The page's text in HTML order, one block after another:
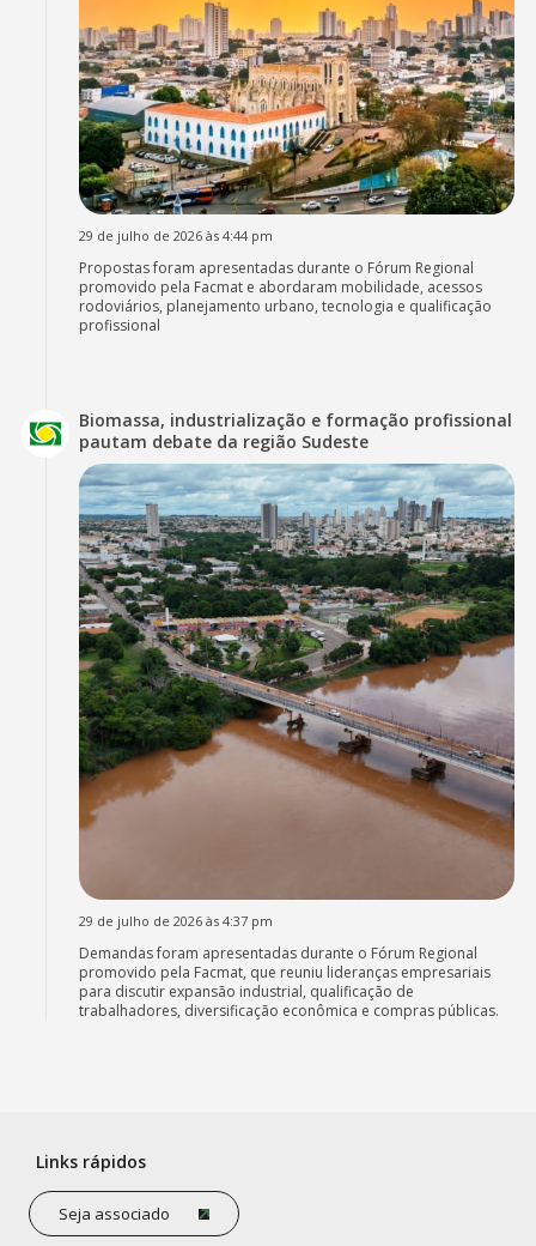
29 de julho de 2026 às 4:44 pm
Propostas foram apresentadas durante o Fórum Regional
promovido pela Facmat e abordaram mobilidade, acessos
rodoviários, planejamento urbano, tecnologia e qualificação
profissional
Biomassa, industrialização e formação profissional
pautam debate da região Sudeste
29 de julho de 2026 às 4:37 pm
Demandas foram apresentadas durante o Fórum Regional
promovido pela Facmat, que reuniu lideranças empresariais
para discutir expansão industrial, qualificação de
trabalhadores, diversificação econômica e compras públicas.
Links rápidos
Seja associado